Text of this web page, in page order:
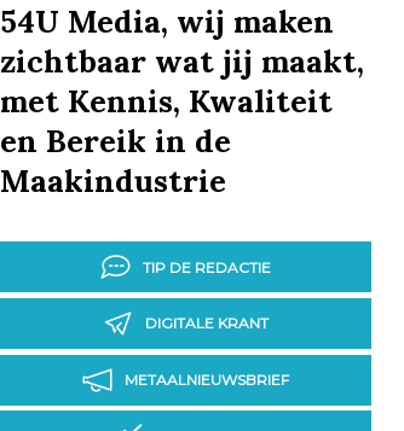
54U Media, wij maken
zichtbaar wat jij maakt,
met Kennis, Kwaliteit
en Bereik in de
Maakindustrie
TIP DE REDACTIE
DIGITALE KRANT
METAALNIEUWSBRIEF